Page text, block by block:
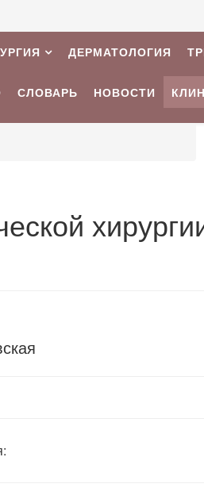
ДЕРМАТОЛОГИЯ
СЛОВАРЬ НОВОСТИ